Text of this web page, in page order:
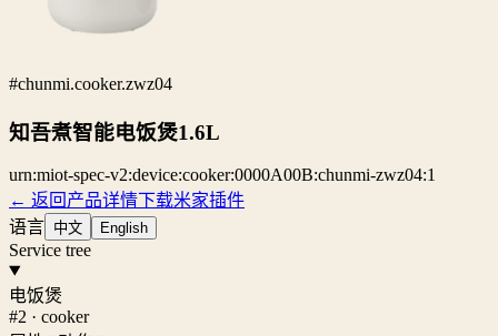
#chunmi.cooker.zwz04
知吾煮智能电饭煲1.6L
urn:miot-spec-v2:device:cooker:0000A00B:chunmi-zwz04:1
← 返回产品详情下载米家插件
语言 中文 English
Service tree
电饭煲
#2 · cooker